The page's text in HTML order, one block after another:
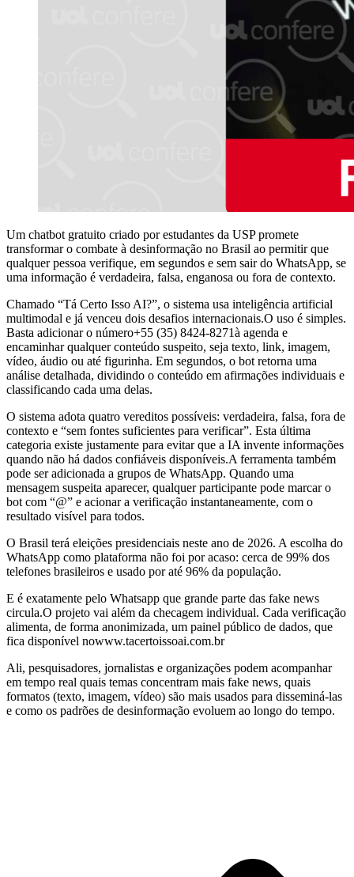
Um chatbot gratuito criado por estudantes da USP promete
transformar o combate à desinformação no Brasil ao permitir que
qualquer pessoa verifique, em segundos e sem sair do WhatsApp, se
uma informação é verdadeira, falsa, enganosa ou fora de contexto.
Chamado “Tá Certo Isso AI?”, o sistema usa inteligência artificial
multimodal e já venceu dois desafios internacionais.O uso é simples.
Basta adicionar o número+55 (35) 8424-8271à agenda e
encaminhar qualquer conteúdo suspeito, seja texto, link, imagem,
vídeo, áudio ou até figurinha. Em segundos, o bot retorna uma
análise detalhada, dividindo o conteúdo em afirmações individuais e
classificando cada uma delas.
O sistema adota quatro vereditos possíveis: verdadeira, falsa, fora de
contexto e “sem fontes suficientes para verificar”. Esta última
categoria existe justamente para evitar que a IA invente informações
quando não há dados confiáveis disponíveis.A ferramenta também
pode ser adicionada a grupos de WhatsApp. Quando uma
mensagem suspeita aparecer, qualquer participante pode marcar o
bot com “@” e acionar a verificação instantaneamente, com o
resultado visível para todos.
O Brasil terá eleições presidenciais neste ano de 2026. A escolha do
WhatsApp como plataforma não foi por acaso: cerca de 99% dos
telefones brasileiros e usado por até 96% da população.
E é exatamente pelo Whatsapp que grande parte das fake news
circula.O projeto vai além da checagem individual. Cada verificação
alimenta, de forma anonimizada, um painel público de dados, que
fica disponível nowww.tacertoissoai.com.br
Ali, pesquisadores, jornalistas e organizações podem acompanhar
em tempo real quais temas concentram mais fake news, quais
formatos (texto, imagem, vídeo) são mais usados para disseminá-las
e como os padrões de desinformação evoluem ao longo do tempo.